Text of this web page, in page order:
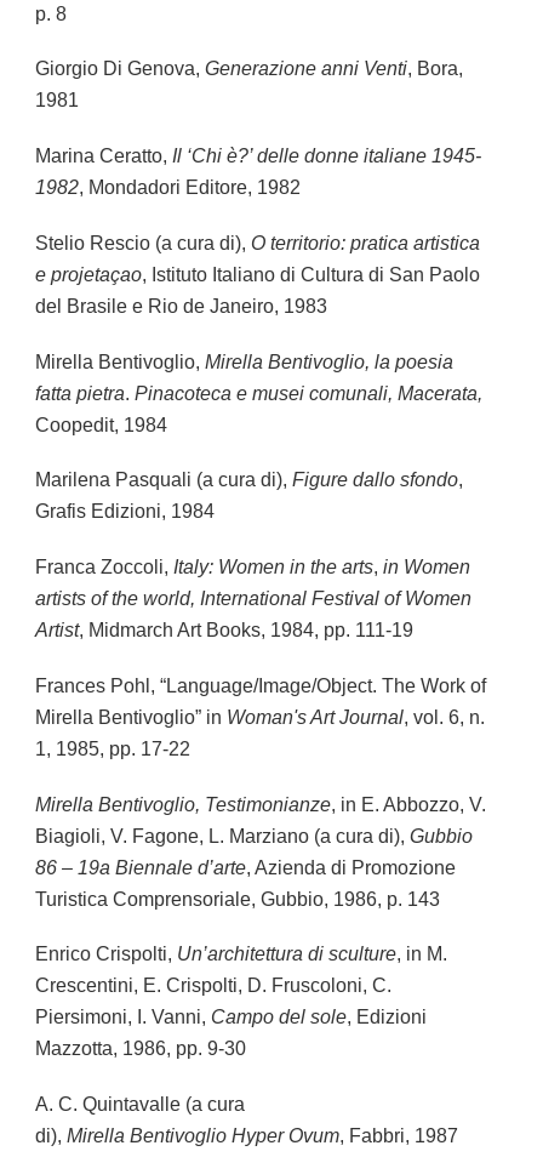
p. 8
Giorgio Di Genova, Generazione anni Venti, Bora,
1981
Marina Ceratto, Il ‘Chi è?’ delle donne italiane 1945-
1982, Mondadori Editore, 1982
Stelio Rescio (a cura di), O territorio: pratica artistica
e projetaçao, Istituto Italiano di Cultura di San Paolo
del Brasile e Rio de Janeiro, 1983
Mirella Bentivoglio, Mirella Bentivoglio, la poesia
fatta pietra Pinacoteca e musei comunali, Macerata,
Coopedit, 1984
Marilena Pasquali (a cura di), Figure dallo sfondo,
Grafis Edizioni, 1984
Franca Zoccoli, Italy: Women in the arts, in Women
artists of the world, International Festival of Women
Artist, Midmarch Art Books, 1984, pp. 111-19
Frances Pohl, “Language/Image/Object. The Work of
Mirella Bentivoglio” in Woman's Art Journal, vol. 6, n.
1, 1985, pp. 17-22
Mirella Bentivoglio, Testimonianze , in E. Abbozzo, V.
Biagioli, V. Fagone, L. Marziano (a cura di), Gubbio
86 – 19a Biennale d’arte , Azienda di Promozione
Turistica Comprensoriale, Gubbio, 1986, p. 143
Enrico Crispolti, Un’architettura di sculture, in M.
Crescentini, E. Crispolti, D. Fruscoloni, C.
Piersimoni, I. Vanni, Campo del sole, Edizioni
Mazzotta, 1986, pp. 9-30
A. C. Quintavalle (a cura
di), Mirella Bentivoglio Hyper Ovum, Fabbri, 1987